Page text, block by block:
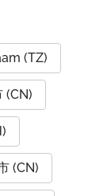
(TZ)
(CN)
(CN)